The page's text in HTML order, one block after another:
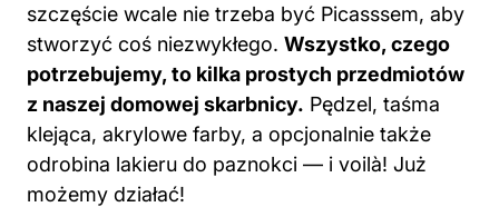
szczęście wcale nie trzeba być Picasssem, aby
stworzyć coś niezwykłego. Wszystko, czego
potrzebujemy, to kilka prostych przedmiotów
z naszej domowej skarbnicy. Pędzel, taśma
klejąca, akrylowe farby, a opcjonalnie także
odrobina lakieru do paznokci — i voilà! Już
możemy działać!